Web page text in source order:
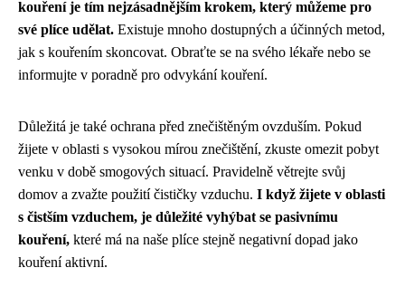
kouření je tím nejzásadnějším krokem, který můžeme pro
své plíce udělat. Existuje mnoho dostupných a účinných metod,
jak s kouřením skoncovat. Obraťte se na svého lékaře nebo se
informujte v poradně pro odvykání kouření.
Důležitá je také ochrana před znečištěným ovzduším. Pokud
žijete v oblasti s vysokou mírou znečištění, zkuste omezit pobyt
venku v době smogových situací. Pravidelně větrejte svůj
domov a zvažte použití čističky vzduchu. I když žijete v oblasti
s čistším vzduchem, je důležité vyhýbat se pasivnímu
kouření, které má na naše plíce stejně negativní dopad jako
kouření aktivní.